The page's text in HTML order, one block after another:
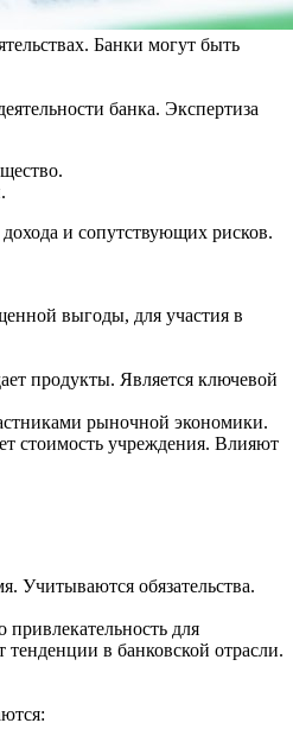
Банки могут быть
банка. Экспертиза
и сопутствующих рисков.
выгоды, для участия в
продукты. Является ключевой
рыночной экономики.
стоимость учреждения. Влияют
Учитываются обязательства.
для
в банковской отрасли.